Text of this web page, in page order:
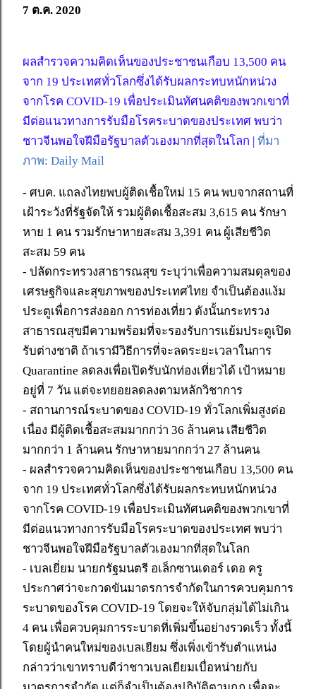
7 ต.ค. 2020
ผลสำรวจความคิดเห็นของประชาชนเกือบ 13,500 คน
จาก 19 ประเทศทั่วโลกซึ่งได้รับผลกระทบหนักหน่วง
จากโรค COVID-19 เพื่อประเมินทัศนคติของพวกเขาที่
มีต่อแนวทางการรับมือโรคระบาดของประเทศ พบว่า
ชาวจีนพอใจฝีมือรัฐบาลตัวเองมากที่สุดในโลก | ที่มา
ภาพ: Daily Mail
- ศบค. แถลงไทยพบผู้ติดเชื้อใหม่ 15 คน พบจากสถานที่
เฝ้าระวังที่รัฐจัดให้ รวมผู้ติดเชื้อสะสม 3,615 คน รักษา
หาย 1 คน รวมรักษาหายสะสม 3,391 คน ผู้เสียชีวิต
สะสม 59 คน
- ปลัดกระทรวงสาธารณสุข ระบุว่าเพื่อความสมดุลของ
เศรษฐกิจและสุขภาพของประเทศไทย จำเป็นต้องแง้ม
ประตูเพื่อการส่งออก การท่องเที่ยว ดังนั้นกระทรวง
สาธารณสุขมีความพร้อมที่จะรองรับการแย้มประตูเปิด
รับต่างชาติ ถ้าเรามีวิธีการที่จะลดระยะเวลาในการ
Quarantine ลดลงเพื่อเปิดรับนักท่องเที่ยวได้ เป้าหมาย
อยู่ที่ 7 วัน แต่จะทยอยลดลงตามหลักวิชาการ
- สถานการณ์ระบาดของ COVID-19 ทั่วโลกเพิ่มสูงต่อ
เนื่อง มีผู้ติดเชื้อสะสมมากกว่า 36 ล้านคน เสียชีวิต
มากกว่า 1 ล้านคน รักษาหายมากกว่า 27 ล้านคน
- ผลสำรวจความคิดเห็นของประชาชนเกือบ 13,500 คน
จาก 19 ประเทศทั่วโลกซึ่งได้รับผลกระทบหนักหน่วง
จากโรค COVID-19 เพื่อประเมินทัศนคติของพวกเขาที่
มีต่อแนวทางการรับมือโรคระบาดของประเทศ พบว่า
ชาวจีนพอใจฝีมือรัฐบาลตัวเองมากที่สุดในโลก
- เบลเยี่ยม นายกรัฐมนตรี อเล็กซานเดอร์ เดอ ครู
ประกาศว่าจะกวดขันมาตรการจำกัดในการควบคุมการ
ระบาดของโรค COVID-19 โดยจะให้จับกลุ่มได้ไม่เกิน
4 คน เพื่อควบคุมการระบาดที่เพิ่มขึ้นอย่างรวดเร็ว ทั้งนี้
โดยผู้นำคนใหม่ของเบลเยียม ซึ่งเพิ่งเข้ารับตำแหน่ง
กล่าวว่าเขาทราบดีว่าชาวเบลเยียมเบื่อหน่ายกับ